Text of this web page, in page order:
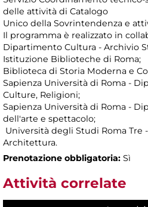
delle attività di Catalogo
Unico della Sovrintendenza e
Il programma è realizzato in
Dipartimento Cultura - Archivio
Istituzione Biblioteche di Roma;
Biblioteca di Storia Moderna e
Sapienza Università di Roma -
Culture, Religioni;
Sapienza Università di Roma -
dell'arte e spettacolo;
Università degli Studi Roma
Architettura.
Prenotazione obbligatoria: Sì
Attività correlate